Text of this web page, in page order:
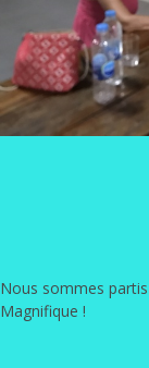
Nous sommes
Magnifique !